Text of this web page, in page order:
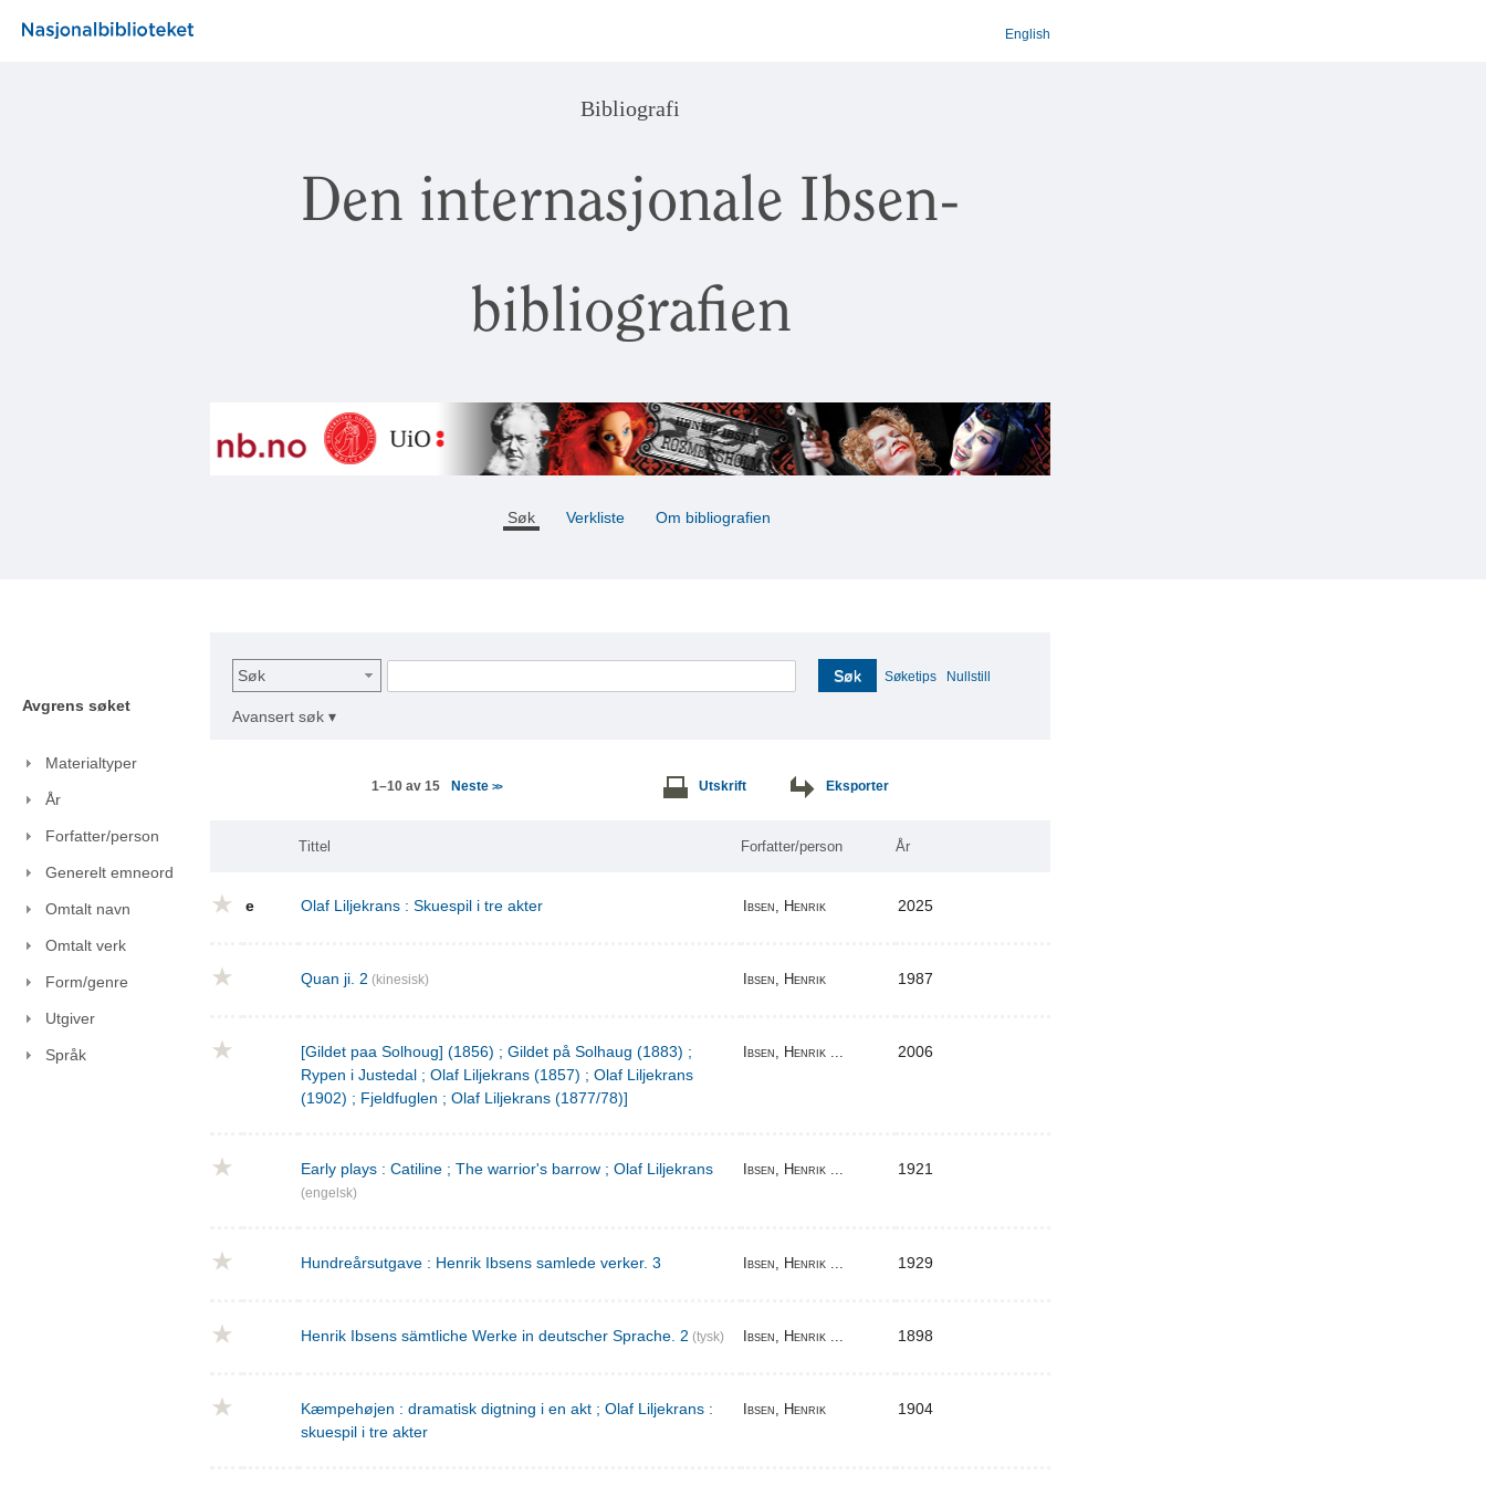
English
Bibliografi
Den internasjonale Ibsen-
bibliografien
Søk Verkliste Om bibliografien
Avgrens søket
Materialtyper
År
Forfatter/person
Generelt emneord
Omtalt navn
Omtalt verk
Form/genre
Utgiver
Språk
Søk Søk Søketips Nullstill
Avansert søk ▾
1–10 av 15 Neste>> Utskrift Eksporter
Tittel Forfatter/person År
e Olaf Liljekrans : Skuespil i tre akter Ibsen, Henrik 2025
Quan ji. 2 (kinesisk) Ibsen, Henrik 1987
[Gildet paa Solhoug] (1856) ; Gildet på Solhaug (1883) ;
Rypen i Justedal ; Olaf Liljekrans (1857) ; Olaf Liljekrans
(1902) ; Fjeldfuglen ; Olaf Liljekrans (1877/78)]
Ibsen, Henrik ... 2006
Early plays : Catiline ; The warrior's barrow ; Olaf Liljekrans
(engelsk)
Ibsen, Henrik ... 1921
Hundreårsutgave : Henrik Ibsens samlede verker. 3 Ibsen, Henrik ... 1929
Henrik Ibsens sämtliche Werke in deutscher Sprache. 2 (tysk) Ibsen, Henrik ... 1898
Kæmpehøjen : dramatisk digtning i en akt ; Olaf Liljekrans :
skuespil i tre akter
Ibsen, Henrik 1904